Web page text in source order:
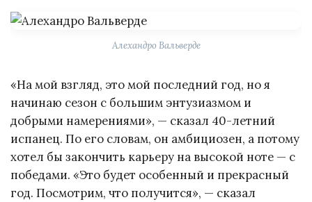
Алехандро Вальверде
«На мой взгляд, это мой последний год, но я
начинаю сезон с большим энтузиазмом и
добрыми намерениями», — сказал 40-летний
испанец. По его словам, он амбициозен, а потому
хотел бы закончить карьеру на высокой ноте — с
победами. «Это будет особенный и прекрасный
год. Посмотрим, что получится», — сказал